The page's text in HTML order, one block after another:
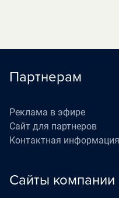
Партнерам
Реклама в эфире
Сайт для партнеров
Контактная информация
Сайты компании